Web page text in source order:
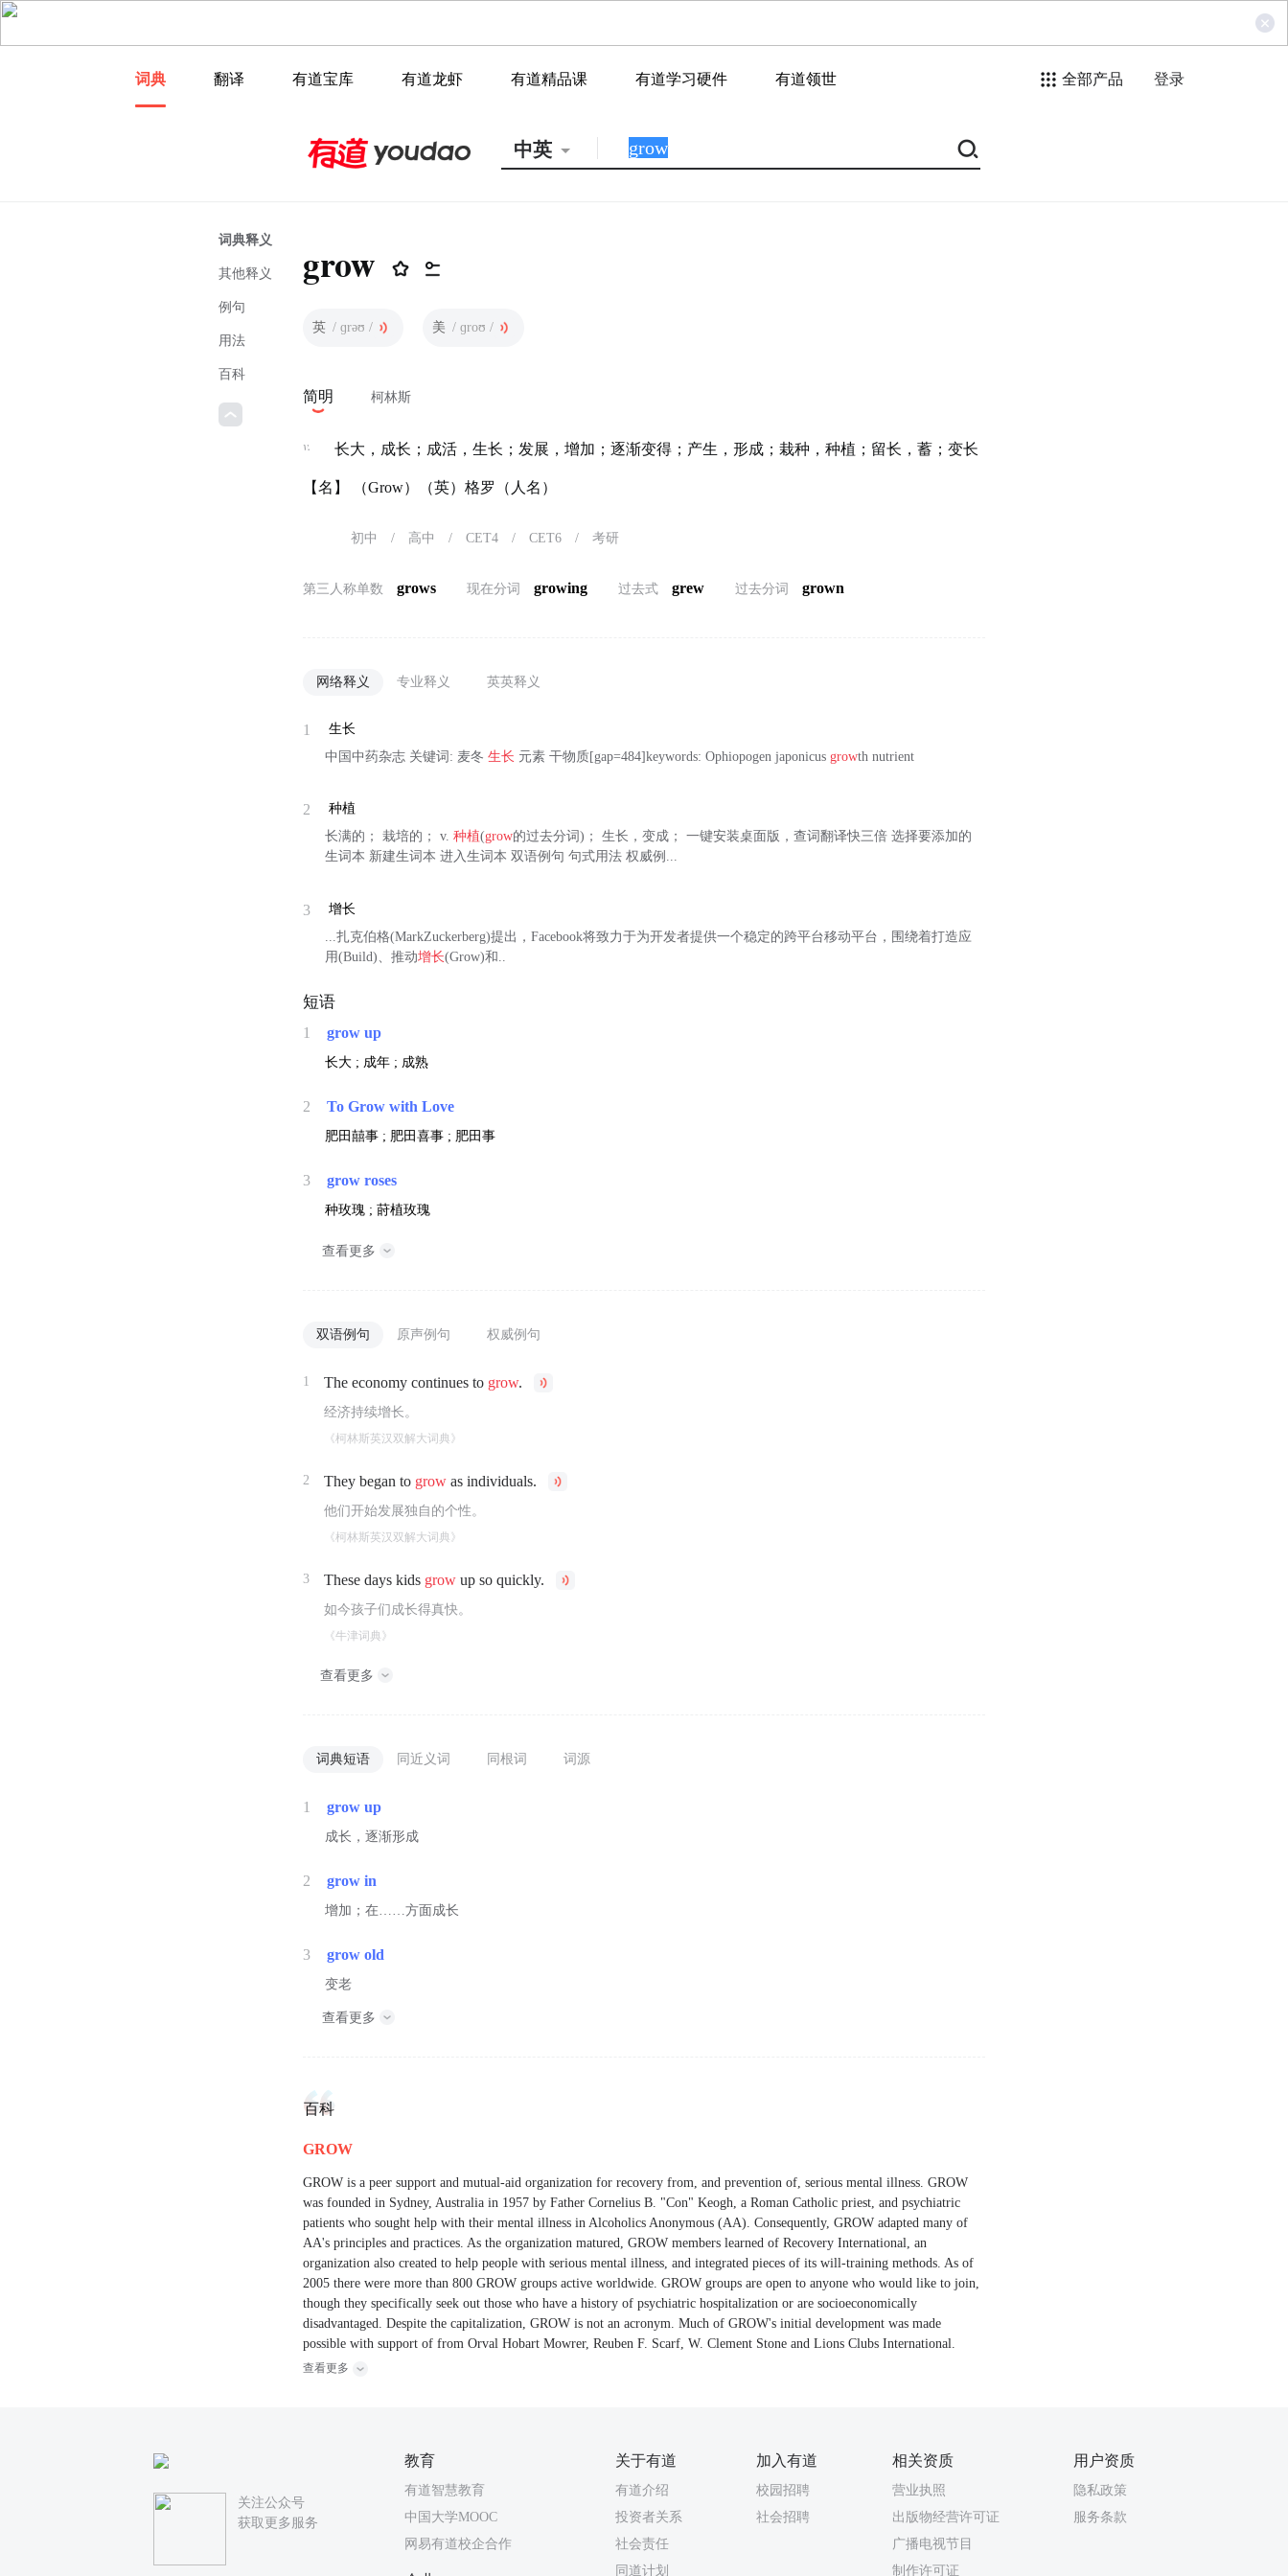
词典 翻译 有道宝库 有道龙虾 有道精品课 有道学习硬件 有道领世 全部产品 登录
中英
词典释义
其他释义
例句
用法
百科
grow
英 / ɡrəʊ / 美 / ɡroʊ /
简明 柯林斯
v. 长大，成长；成活，生长；发展，增加；逐渐变得；产生，形成；栽种，种植；留长，蓄；变长
【名】 （Grow）（英）格罗（人名）
初中 / 高中 / CET4 / CET6 / 考研
第三人称单数 grows 现在分词 growing 过去式 grew 过去分词 grown
网络释义 专业释义 英英释义
1
生长
中国中药杂志 关键词: 麦冬生长 元素 干物质[gap=484]keywords: Ophiopogen japonicusgrowth nutrient
2
种植
长满的； 栽培的； v.种植(grow的过去分词)； 生长，变成； 一键安装桌面版，查词翻译快三倍 选择要添加的
生词本 新建生词本 进入生词本 双语例句 句式用法 权威例...
3
增长
...扎克伯格(MarkZuckerberg)提出，Facebook将致力于为开发者提供一个稳定的跨平台移动平台，围绕着打造应
用(Build)、推动增长(Grow)和..
短语
1 grow up
长大 ; 成年 ; 成熟
2 To Grow with Love
肥田囍事 ; 肥田喜事 ; 肥田事
3 grow roses
种玫瑰 ; 莳植玫瑰
查看更多
双语例句 原声例句 权威例句
1 The economy continues to grow.
经济持续增长。
《柯林斯英汉双解大词典》
2 They began to grow as individuals.
他们开始发展独自的个性。
《柯林斯英汉双解大词典》
3 These days kids grow up so quickly.
如今孩子们成长得真快。
《牛津词典》
查看更多
词典短语 同近义词 同根词 词源
1 grow up
成长，逐渐形成
2 grow in
增加；在……方面成长
3 grow old
变老
查看更多
百科
GROW
GROW is a peer support and mutual-aid organization for recovery from, and prevention of, serious mental illness. GROW
was founded in Sydney, Australia in 1957 by Father Cornelius B. "Con" Keogh, a Roman Catholic priest, and psychiatric
patients who sought help with their mental illness in Alcoholics Anonymous (AA). Consequently, GROW adapted many of
AA's principles and practices. As the organization matured, GROW members learned of Recovery International, an
organization also created to help people with serious mental illness, and integrated pieces of its will-training methods. As of
2005 there were more than 800 GROW groups active worldwide. GROW groups are open to anyone who would like to join,
though they specifically seek out those who have a history of psychiatric hospitalization or are socioeconomically
disadvantaged. Despite the capitalization, GROW is not an acronym. Much of GROW's initial development was made
possible with support of from Orval Hobart Mowrer, Reuben F. Scarf, W. Clement Stone and Lions Clubs International.
查看更多
关注公众号
获取更多服务
教育
有道智慧教育
中国大学MOOC
网易有道校企合作
关于有道
有道介绍
投资者关系
社会责任
同道计划
加入有道
校园招聘
社会招聘
相关资质
营业执照
出版物经营许可证
广播电视节目
制作许可证
用户资质
隐私政策
服务条款